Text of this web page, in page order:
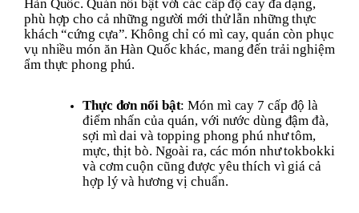
Hàn Quốc. Quán nổi bật với các cấp độ cay đa dạng,
phù hợp cho cả những người mới thử lẫn những thực
khách “cứng cựa”. Không chỉ có mì cay, quán còn phục
vụ nhiều món ăn Hàn Quốc khác, mang đến trải nghiệm
ẩm thực phong phú.
Thực đơn nổi bật: Món mì cay 7 cấp độ là
điểm nhấn của quán, với nước dùng đậm đà,
sợi mì dai và topping phong phú như tôm,
mực, thịt bò. Ngoài ra, các món như tokbokki
và cơm cuộn cũng được yêu thích vì giá cả
hợp lý và hương vị chuẩn.